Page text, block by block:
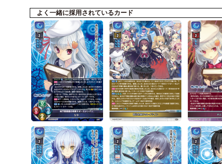
よく一緒に採用されているカード